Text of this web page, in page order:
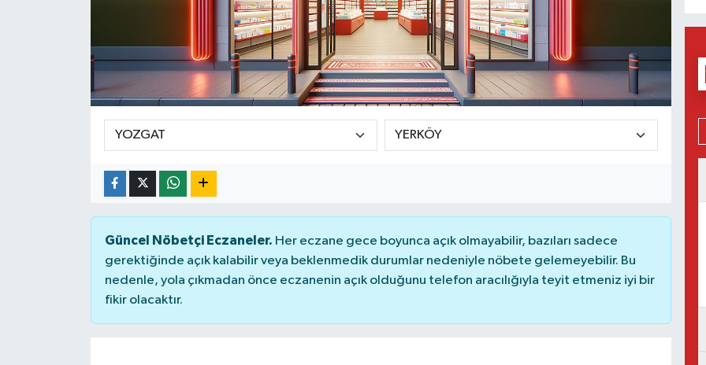
Güncel Nöbetçi Eczaneler. Her eczane gece boyunca açık olmayabilir, bazıları sadece
gerektiğinde açık kalabilir veya beklenmedik durumlar nedeniyle nöbete gelemeyebilir. Bu
nedenle, yola çıkmadan önce eczanenin açık olduğunu telefon aracılığıyla teyit etmeniz iyi bir
fikir olacaktır.
Gündem
İlim & İrfan
Kültür & Sanat